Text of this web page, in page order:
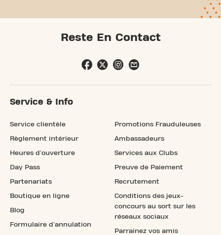
Reste En Contact
Service & Info
Service clientèle
Règlement intérieur
Heures d'ouverture
Day Pass
Partenariats
Boutique en ligne
Blog
Formulaire d'annulation
Promotions Frauduleuses
Ambassadeurs
Services aux Clubs
Preuve de Paiement
Recrutement
Conditions des jeux-
concours au sort sur les
réseaux sociaux
Parrainez vos amis